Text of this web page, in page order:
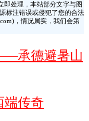
即处理，本站部分文字与图
标注错误或侵犯了您的合法
，情况属实，我们会第
承德避暑山
端传奇